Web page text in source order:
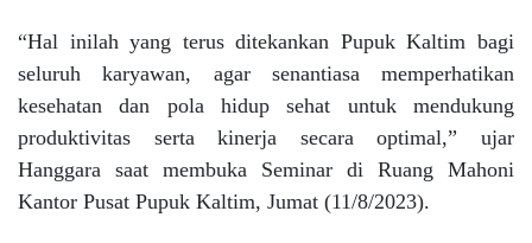
“Hal inilah yang terus ditekankan Pupuk Kaltim bagi
seluruh karyawan, agar senantiasa memperhatikan
kesehatan dan pola hidup sehat untuk mendukung
produktivitas serta kinerja secara optimal,” ujar
Hanggara saat membuka Seminar di Ruang Mahoni
Kantor Pusat Pupuk Kaltim, Jumat (11/8/2023).